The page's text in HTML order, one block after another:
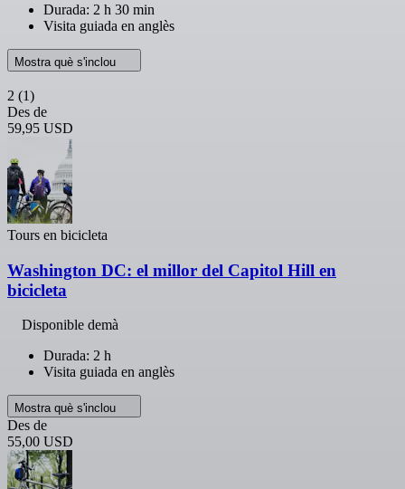
Durada: 2 h 30 min
Visita guiada en anglès
Mostra què s'inclou
2 (1)
Des de
59,95 USD
Tours en bicicleta
Washington DC: el millor del Capitol Hill en
bicicleta
Disponible demà
Durada: 2 h
Visita guiada en anglès
Mostra què s'inclou
Des de
55,00 USD